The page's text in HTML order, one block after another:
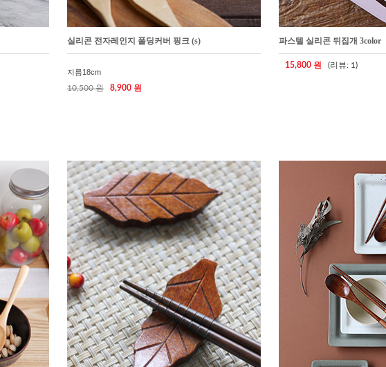
실리콘 전자레인지 폴딩커버 핑크 (s)
지름18cm
10,500 원
8,900 원
파스텔 실리콘 뒤집개 3color
15,800 원 (리뷰: 1)